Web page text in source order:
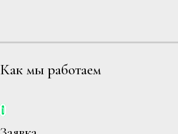
Как мы работаем
1